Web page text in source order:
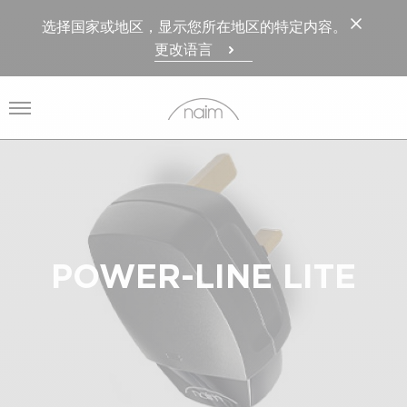
选择国家或地区，显示您所在地区的特定内容。
更改语言
打开菜单
POWER-LINE LITE